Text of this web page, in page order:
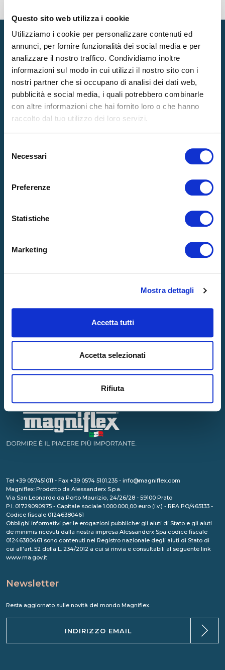
Questo sito web utilizza i cookie
Utilizziamo i cookie per personalizzare contenuti ed
annunci, per fornire funzionalità dei social media e per
analizzare il nostro traffico. Condividiamo inoltre
informazioni sul modo in cui utilizzi il nostro sito con i
nostri partner che si occupano di analisi dei dati web,
pubblicità e social media, i quali potrebbero combinarle
con altre informazioni che hai fornito loro o che hanno
raccolto dal tuo utilizzo dei loro servizi.
delNecessari
Preferenze
Statistiche
Marketing
Mostra dettagli
Accetta tutti
Accetta selezionati
Rifiuta
Prodotti
MATERASSI
RETI
GUANCIALI
ACCESSORI
LA NOSTRA ESSENZA
INNOVAZIONI E TECNOLOGIE
Contatti
Tel +39 057451011 - Fax +39 0574 5101.235 - info@magniflex.com
Magniflex: Prodotto da Alessanderx S.p.a.
Via San Leonardo da Porto Maurizio, 24/26/28 - 59100 Prato
P.I. 01729090975 - Capitale sociale 1.000.000,00 euro (i.v.) - REA PO/465133 -
Codice fiscale 01246380461
Obblighi informativi per le erogazioni pubbliche: gli aiuti di Stato e gli aiuti
de minimis ricevuti dalla nostra impresa Alessanderx Spa codice fiscale
01246380461 sono contenuti nel Registro nazionale degli aiuti di Stato di
cui all'art. 52 della L. 234/2012 a cui si rinvia e consultabili al seguente link
www.rna.gov.it
Newsletter
Resta aggiornato sulle novità del mondo Magniflex.